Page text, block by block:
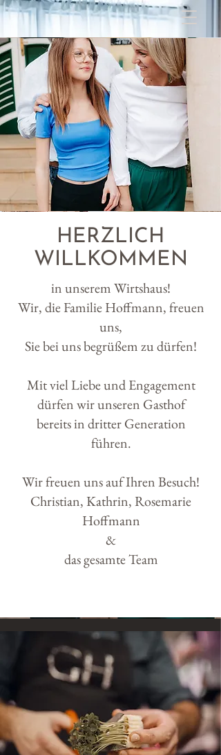
HERZLICH
WILLKOMMEN
in unserem Wirtshaus!
Wir, die Familie Hoffmann, freuen
uns,
Sie bei uns begrüßem zu dürfen!
Mit viel Liebe und Engagement
dürfen wirunseren Gasthof
bereits in dritter Generation
führen.
Wir freuen uns auf Ihren Besuch!​
Christian, Kathrin, Rosemarie
Hoffmann
&
das gesamte Team